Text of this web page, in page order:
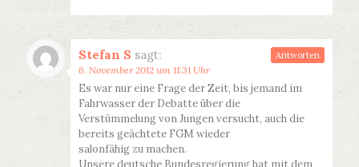
Stefan S sagt:
6. November 2012 um 11:31 Uhr
Es war nur eine Frage der Zeit, bis jemand im
Fahrwasser der Debatte über die
Verstümmelung von Jungen versucht, auch die
bereits geächtete FGM wieder
salonfähig zu machen.
Antworten